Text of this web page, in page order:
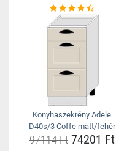
Konyhaszekrény Adele
D40s/3 Coffe matt/fehér
97114 Ft74201 Ft